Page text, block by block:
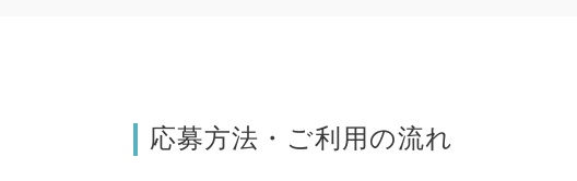
応募方法・ご利用の流れ